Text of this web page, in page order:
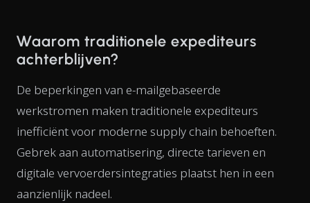
Waarom traditionele expediteurs
achterblijven?
De beperkingen van e-mailgebaseerde
werkstromen maken traditionele expediteurs
inefficiënt voor moderne supply chain behoeften.
Gebrek aan automatisering, directe tarieven en
digitale vervoerdersintegraties plaatst hen in een
aanzienlijk nadeel.